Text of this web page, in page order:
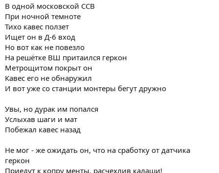
В одной московской ССВ
При ночной темноте
Тихо кавес ползет
Ищет он в Д-6 вход
Но вот как не повезло
На решётке ВШ притаился геркон
Метрощитом покрыт он
Кавес его не обнаружил
И вот уже со станции монтеры бегут дружно
Увы, но дурак им попался
Услыхав шаги и мат
Побежал кавес назад
Не мог - же ожидать он, что на сработку от датчика
геркон
Приедут к копру менты, расчехлив калаши!